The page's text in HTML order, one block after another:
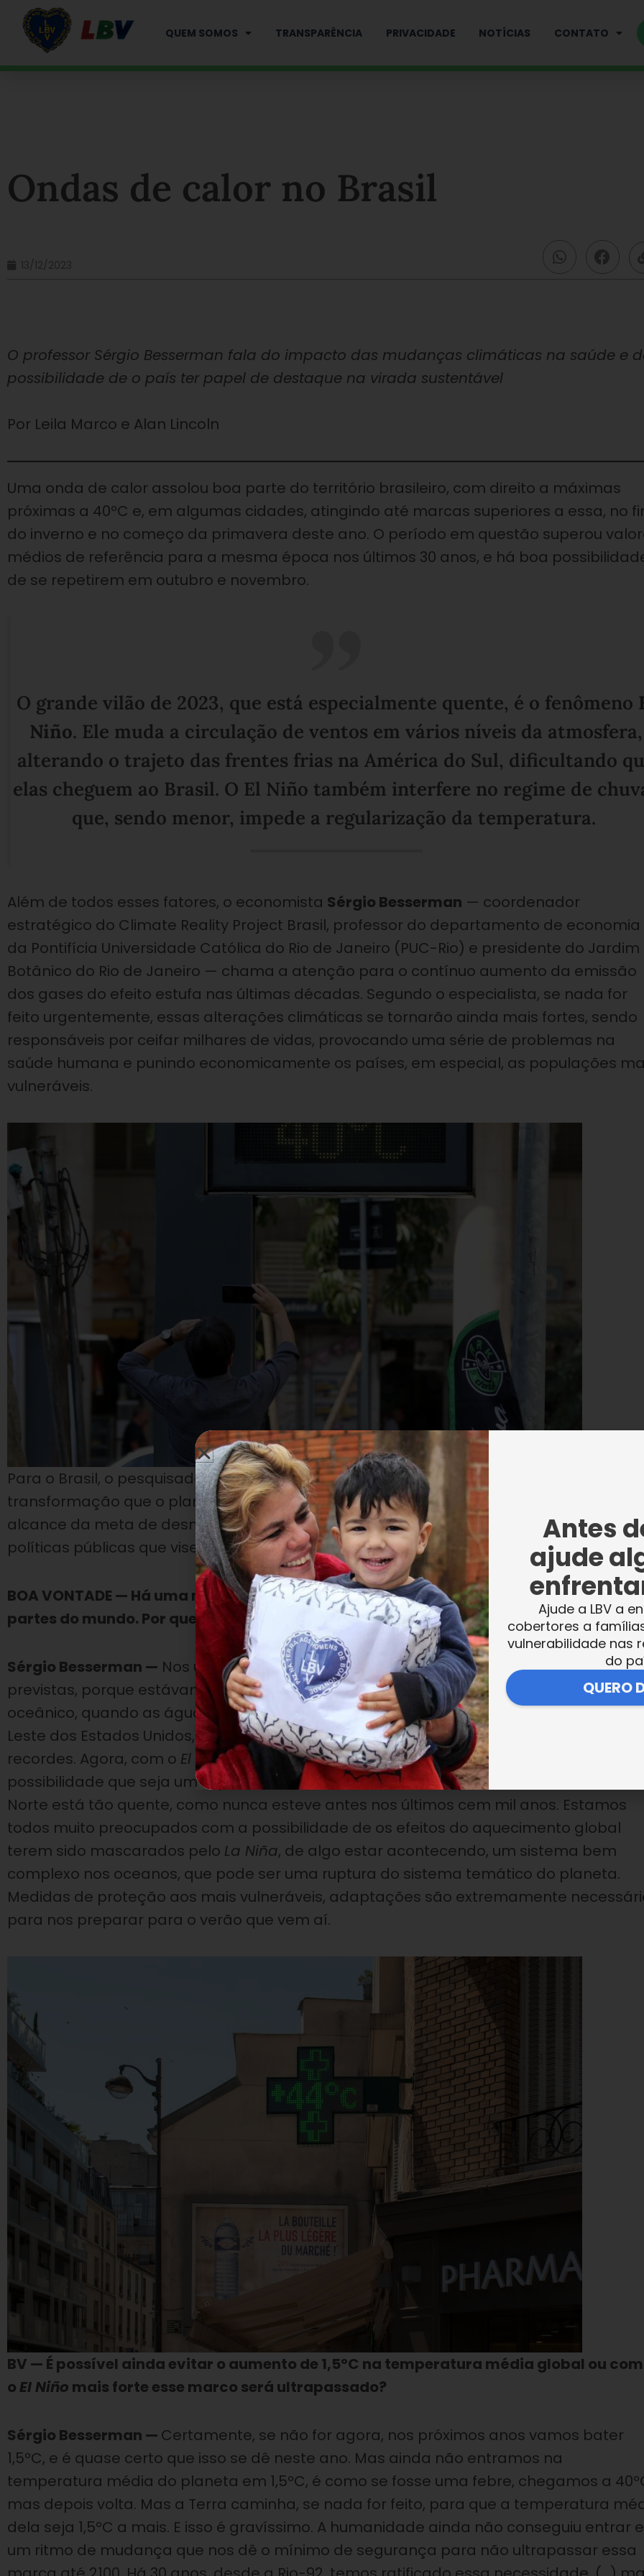
QUEM SOMOS TRANSPARÊNCIA PRIVACIDADE NOTÍCIAS CONTATO
Ondas de calor no Brasil
13/12/2023
O professor Sérgio Besserman fala do impacto das mudanças climáticas na saúde e
possibilidade de o país ter papel de destaque na virada sustentável
Por Leila Marco e Alan Lincoln
Uma onda de calor assolou boa parte do território brasileiro, com direito a máximas
próximas a 40ºC e, em algumas cidades, atingindo até marcas superiores a essa, no
do inverno e no começo da primavera deste ano. O período em questão superou
médios de referência para a mesma época nos últimos 30 anos, e há boa
de se repetirem em outubro e novembro.
O grande vilão de 2023, que está especialmente quente, é o fenômeno
Niño. Ele muda a circulação de ventos em vários níveis da atmosfera,
alterando o trajeto das frentes frias na América do Sul, dificultando
elas cheguem ao Brasil. O El Niño também interfere no regime de
que, sendo menor, impede a regularização da temperatura.
Além de todos esses fatores, o economista Sérgio Besserman — coordenador
estratégico do Climate Reality Project Brasil, professor do departamento de economia
da Pontifícia Universidade Católica do Rio de Janeiro (PUC-Rio) e presidente do Jardim
Botânico do Rio de Janeiro — chama a atenção para o contínuo aumento da emissão
dos gases do efeito estufa nas últimas décadas. Segundo o especialista, se nada for
feito urgentemente, essas alterações climáticas se tornarão ainda mais fortes, sendo
responsáveis por ceifar milhares de vidas, provocando uma série de problemas na
saúde humana e punindo economicamente os países, em especial, as populações
vulneráveis.
Para o Brasil, o pesquisador defende um papel de protagonismo no cenário de
transformação que o planeta precisa, destacando o compromisso com a Amazônia
alcance da meta de desmatamento zero, além da adoção de biotecnologias e de
políticas públicas que visem a uma progressiva arborização das cidades.
BOA VONTADE — Há uma mudança acelerada do clima, com ondas de calor em
partes do mundo. Por que isso está acontecendo?
Sérgio Besserman — Nos últimos três anos, ondas de calor fortíssimas e que não eram
previstas, porque estávamos ainda sob [a influência] da La Niña, fenômeno climático-
oceânico, quando as águas do Pacífico ficam mais frias, mas, mesmo assim, a Costa
Leste dos Estados Unidos, a Europa, a Índia, a China, sofreram com ondas de calor
recordes. Agora, com o El Niño, que esquenta as águas do Oceano Pacífico, e há
possibilidade que seja um superEl Niño
, em um contexto em que o Oceano Atlântico
Norte está tão quente, como nunca esteve antes nos últimos cem mil anos. Estamos
todos muito preocupados com a possibilidade de os efeitos do aquecimento global
terem sido mascarados pelo La Niña, de algo estar acontecendo, um sistema bem
complexo nos oceanos, que pode ser uma ruptura do sistema temático do planeta.
Medidas de proteção aos mais vulneráveis, adaptações são extremamente
para nos preparar para o verão que vem aí.
BV — É possível ainda evitar o aumento de 1,5ºC na temperatura média global ou com
oEl Niño mais forte esse marco será ultrapassado?
Sérgio Besserman — Certamente, se não for agora, nos próximos anos vamos bater
1,5ºC, e é quase certo que isso se dê neste ano. Mas ainda não entramos na
temperatura média do planeta em 1,5ºC, é como se fosse uma febre, chegamos a
mas depois volta. Mas a Terra caminha, se nada for feito, para que a temperatura
dela seja 1,5ºC a mais. E isso é gravíssimo. A humanidade ainda não conseguiu entrar
um ritmo de mudança que nos dê o mínimo de segurança para não ultrapassar essa
Antes
ajude
Ajude a LBV a
cobertores a
vulnerabilidade nas
do
QUERO